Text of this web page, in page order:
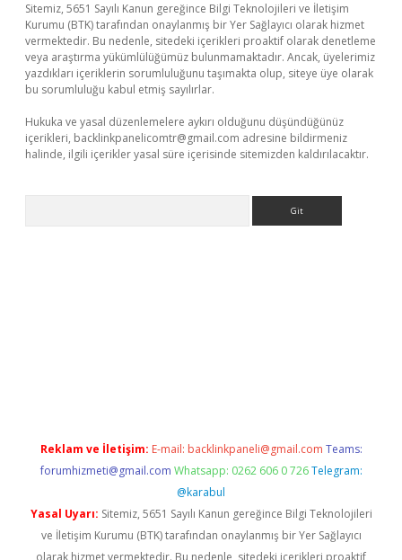
Sitemiz, 5651 Sayılı Kanun gereğince Bilgi Teknolojileri ve İletişim
Kurumu (BTK) tarafından onaylanmış bir Yer Sağlayıcı olarak hizmet
vermektedir. Bu nedenle, sitedeki içerikleri proaktif olarak denetleme
veya araştırma yükümlülüğümüz bulunmamaktadır. Ancak, üyelerimiz
yazdıkları içeriklerin sorumluluğunu taşımakta olup, siteye üye olarak
bu sorumluluğu kabul etmiş sayılırlar.
Hukuka ve yasal düzenlemelere aykırı olduğunu düşündüğünüz
içerikleri, backlinkpanelicomtr@gmail.com adresine bildirmeniz
halinde, ilgili içerikler yasal süre içerisinde sitemizden kaldırılacaktır.
Reklam ve İletişim: E-mail: backlinkpaneli@gmail.com Teams:
forumhizmeti@gmail.com Whatsapp: 0262 606 0 726 Telegram:
@karabul
Yasal Uyarı: Sitemiz, 5651 Sayılı Kanun gereğince Bilgi Teknolojileri
ve İletişim Kurumu (BTK) tarafından onaylanmış bir Yer Sağlayıcı
olarak hizmet vermektedir. Bu nedenle, sitedeki içerikleri proaktif